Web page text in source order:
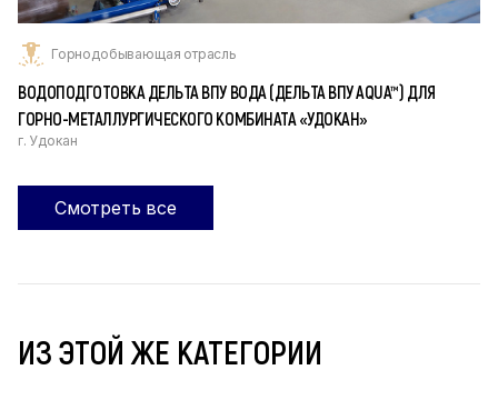
Горнодобывающая отрасль
ВОДОПОДГОТОВКА ДЕЛЬТА ВПУ ВОДА (ДЕЛЬТА ВПУ AQUA™) ДЛЯ
ГОРНО-МЕТАЛЛУРГИЧЕСКОГО КОМБИНАТА «УДОКАН»
г. Удокан
Смотреть все
ИЗ ЭТОЙ ЖЕ КАТЕГОРИИ